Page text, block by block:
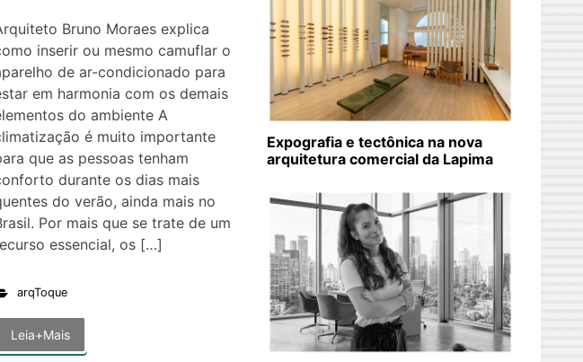
Bruno Moraes explica
inserir ou mesmo camuflar o
de ar-condicionado para
em harmonia com os demais
do ambiente A
é muito importante
que as pessoas tenham
durante os dias mais
do verão, ainda mais no
Por mais que se trate de um
essencial, os […]
arqToque
Leia+Mais
Expografia e tectônica na nova
arquitetura comercial da Lapima